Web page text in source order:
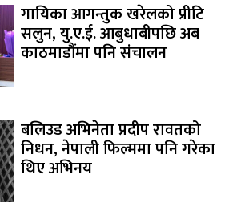
गायिका आगन्तुक खरेलको प्रीटि
सलुन, यु.ए.ई. आबुधाबीपछि अब
काठमाडौंमा पनि संचालन
बलिउड अभिनेता प्रदीप रावतको
निधन, नेपाली फिल्ममा पनि गरेका
थिए अभिनय